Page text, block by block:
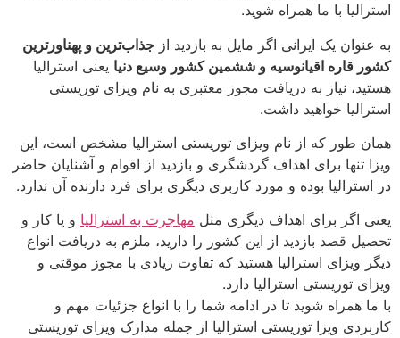
استرالیا با ما همراه شوید.
به عنوان یک ایرانی اگر مایل به بازدید از جذاب‌ترین و پهناورترین
کشور قاره اقیانوسیه و ششمین کشور وسیع دنیا یعنی استرالیا
هستید، نیاز به دریافت مجوز معتبری به نام ویزای توریستی
استرالیا خواهید داشت.
همان طور که از نام ویزای توریستی استرالیا مشخص است، این
ویزا تنها برای اهداف گردشگری و بازدید از اقوام و آشنایان حاضر
در استرالیا بوده و مورد کاربری دیگری برای فرد دارنده آن ندارد.
یعنی اگر برای اهداف دیگری مثل مهاجرت به استرالیا و یا کار و
تحصیل قصد بازدید از این کشور را دارید، ملزم به دریافت انواع
دیگر ویزای استرالیا هستید که تفاوت زیادی با مجوز موقتی و
ویزای توریستی استرالیا دارد.
با ما همراه شوید تا در ادامه شما را با انواع جزئیات مهم و
کاربردی ویزا توریستی استرالیا از جمله مدارک ویزای توریستی